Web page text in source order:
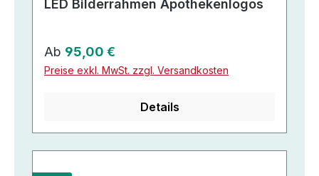
LED Bilderrahmen Apothekenlogos
Regulärer Preis:
Ab 95,00 €
Preise exkl. MwSt. zzgl. Versandkosten
Details